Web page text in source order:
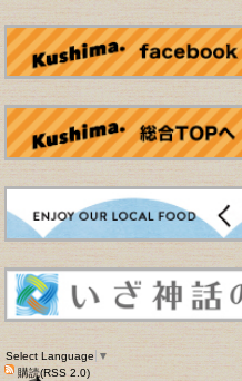
Select Language ▼
購読(RSS 2.0)